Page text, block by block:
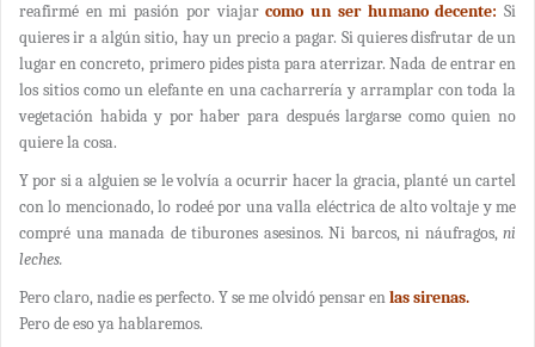
reafirmé en mi pasión por viajarcomo un ser humano decente: Si
quieres ir a algún sitio, hay un precio a pagar. Si quieres disfrutar de un
lugar en concreto, primero pides pista para aterrizar. Nada de entrar en
los sitios como un elefante en una cacharrería y arramplar con toda la
vegetación habida y por haber para después largarse como quien no
quiere la cosa.
Y por si a alguien se le volvía a ocurrir hacer la gracia, planté un cartel
con lo mencionado, lo rodeé por una valla eléctrica de alto voltaje y me
compré una manada de tiburones asesinos. Ni barcos, ni náufragos, ni
leches.
Pero claro, nadie es perfecto. Y se me olvidó pensar enlas sirenas.
Pero de eso ya hablaremos.